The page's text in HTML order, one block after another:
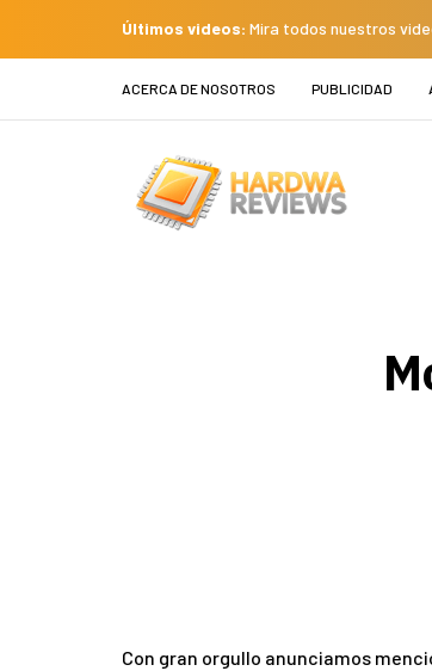
Últimos videos: Mira todos nuestros
ACERCA DE NOSOTROS PUBLICIDAD
Con gran orgullo anunciamos